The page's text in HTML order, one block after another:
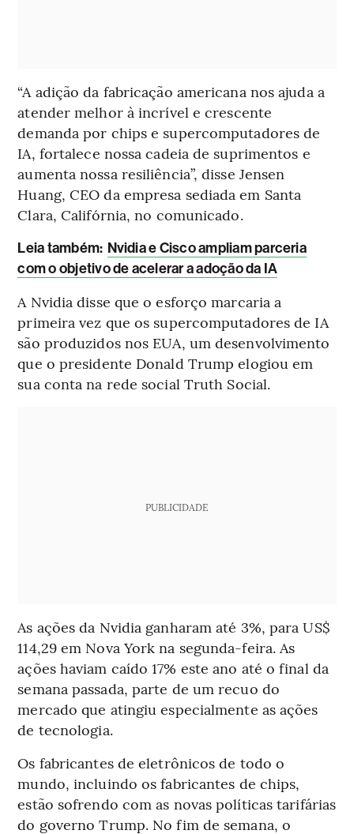
“A adição da fabricação americana nos ajuda a
atender melhor à incrível e crescente
demanda por chips e supercomputadores de
IA, fortalece nossa cadeia de suprimentos e
aumenta nossa resiliência”, disse Jensen
Huang, CEO da empresa sediada em Santa
Clara, Califórnia, no comunicado.
Leia também: Nvidia e Cisco ampliam parceria
com o objetivo de acelerar a adoção da IA
A Nvidia disse que o esforço marcaria a
primeira vez que os supercomputadores de IA
são produzidos nos EUA, um desenvolvimento
que o presidente Donald Trump elogiou em
sua conta na rede social Truth Social.
PUBLICIDADE
As ações da Nvidia ganharam até 3%, para US$
114,29 em Nova York na segunda-feira. As
ações haviam caído 17% este ano até o final da
semana passada, parte de um recuo do
mercado que atingiu especialmente as ações
de tecnologia.
Os fabricantes de eletrônicos de todo o
mundo, incluindo os fabricantes de chips,
estão sofrendo com as novas políticas tarifárias
do governo Trump. No fim de semana, o